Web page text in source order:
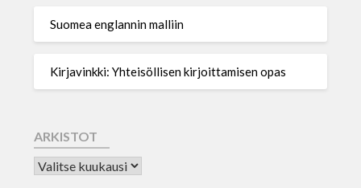
Suomea englannin malliin
Kirjavinkki: Yhteisöllisen kirjoittamisen opas
ARKISTOT